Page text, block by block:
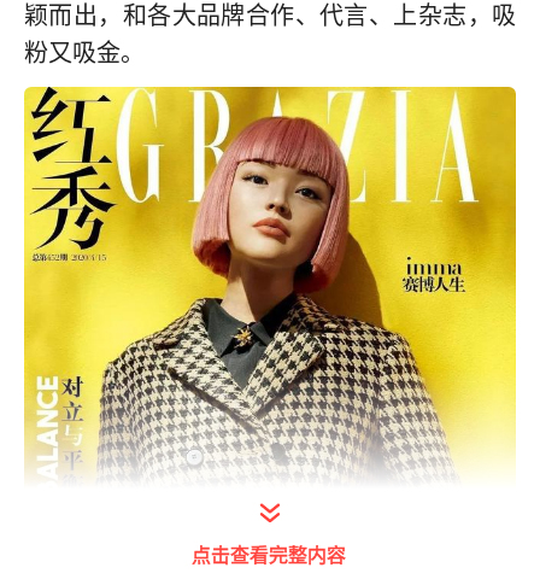
颖而出，和各大品牌合作、代言、上杂志，吸
粉又吸金。
点击查看完整内容